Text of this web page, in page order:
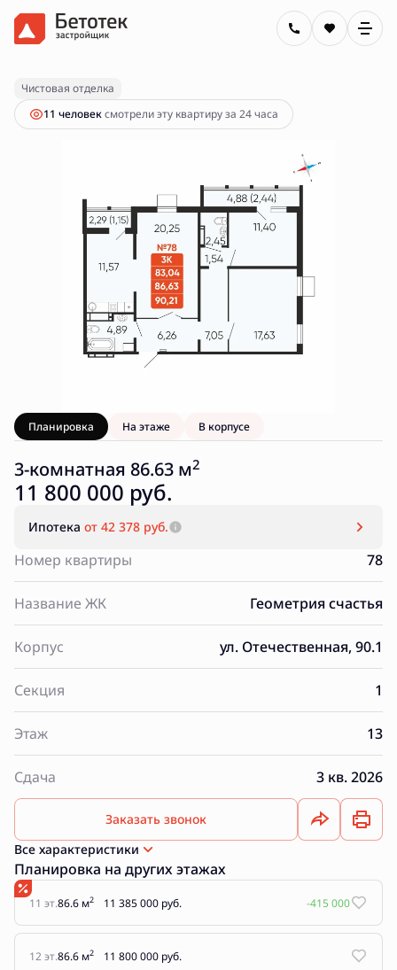
3-комнатная86.63 м 11 800 000 руб.
Ипотекаот 42 378 руб.
Чистовая отделка
11 человексмотрели эту квартиру за 24 часа
Планировка На этаже В корпусе
3-комнатная 86.63 м2
11 800 000 руб.
Ипотека от 42 378 руб.
Номер квартиры 78
Название ЖК Геометрия счастья
Корпус ул. Отечественная, 90.1
Секция 1
Этаж 13
Сдача 3 кв. 2026
Заказать звонок
Все характеристики
Планировка на других этажах
11 эт.86.6 м2 11 385 000 руб. -415 000
12 эт.86.6 м2 11 800 000 руб.